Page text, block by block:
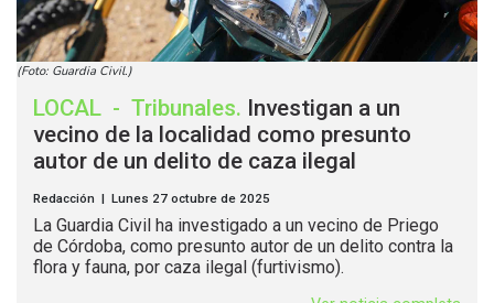
(Foto: Guardia Civil.)
LOCAL - Tribunales. Investigan a un
vecino de la localidad como presunto
autor de un delito de caza ilegal
Redacción | Lunes 27 octubre de 2025
La Guardia Civil ha investigado a un vecino de Priego
de Córdoba, como presunto autor de un delito contra la
flora y fauna, por caza ilegal (furtivismo).